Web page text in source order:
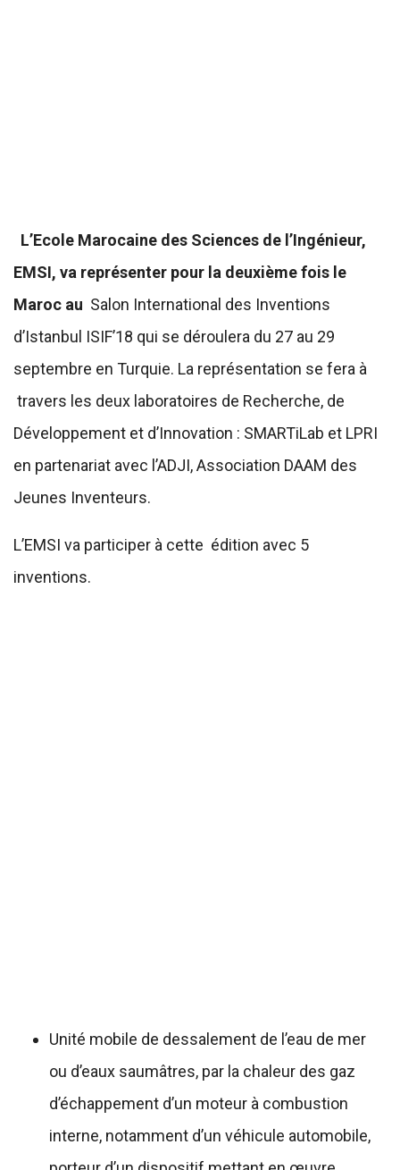
L’Ecole Marocaine des Sciences de l’Ingénieur,
EMSI, va représenter pour la deuxième fois le
Maroc au Salon International des Inventions
d’Istanbul ISIF’18 qui se déroulera du 27 au 29
septembre en Turquie. La représentation se fera à
travers les deux laboratoires de Recherche, de
Développement et d’Innovation : SMARTiLab et LPRI
en partenariat avec l’ADJI, Association DAAM des
Jeunes Inventeurs.
L’EMSI va participer à cette édition avec 5
inventions.
Unité mobile de dessalement de l’eau de mer
ou d’eaux saumâtres, par la chaleur des gaz
d’échappement d’un moteur à combustion
interne, notamment d’un véhicule automobile,